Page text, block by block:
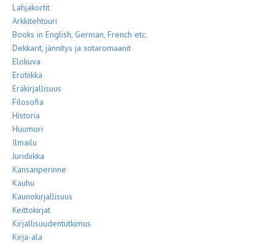
Lahjakortit
Arkkitehtuuri
Books in English, German, French etc.
Dekkarit, jännitys ja sotaromaanit
Elokuva
Erotiikka
Eräkirjallisuus
Filosofia
Historia
Huumori
Ilmailu
Juridiikka
Kansanperinne
Kauhu
Kaunokirjallisuus
Keittokirjat
Kirjallisuudentutkimus
Kirja-ala